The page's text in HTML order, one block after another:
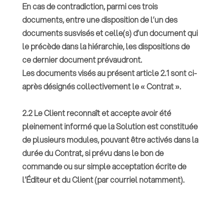
En cas de contradiction, parmi ces trois
documents, entre une disposition de l’un des
documents susvisés et celle(s) d’un document qui
le précède dans la hiérarchie, les dispositions de
ce dernier document prévaudront.
Les documents visés au présent article 2.1 sont ci-
après désignés collectivement le « Contrat ».
2.2 Le Client reconnaît et accepte avoir été
pleinement informé que la Solution est constituée
de plusieurs modules, pouvant être activés dans la
durée du Contrat, si prévu dans le bon de
commande ou sur simple acceptation écrite de
l'Éditeur et du Client (par courriel notamment).